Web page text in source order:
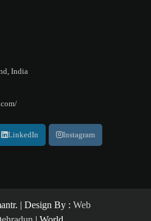
India
LinkedIn Instagram
| Design By : Web